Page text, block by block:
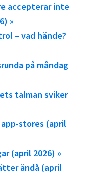
accepterar inte
»
– vad hände?
på måndag
talman sviker
stores (april
(april 2026) »
ändå (april